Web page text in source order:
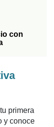
con
primera
y conoce